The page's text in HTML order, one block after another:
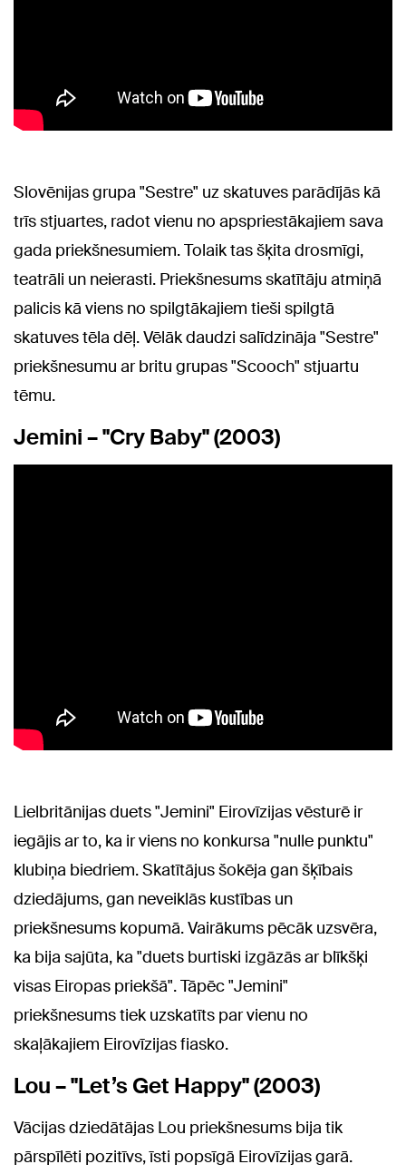
Slovēnijas grupa "Sestre" uz skatuves parādījās kā
trīs stjuartes, radot vienu no apspriestākajiem sava
gada priekšnesumiem. Tolaik tas šķita drosmīgi,
teatrāli un neierasti. Priekšnesums skatītāju atmiņā
palicis kā viens no spilgtākajiem tieši spilgtā
skatuves tēla dēļ. Vēlāk daudzi salīdzināja "Sestre"
priekšnesumu ar britu grupas "Scooch" stjuartu
tēmu.
Jemini – "Cry Baby" (2003)
Lielbritānijas duets "Jemini" Eirovīzijas vēsturē ir
iegājis ar to, ka ir viens no konkursa "nulle punktu"
klubiņa biedriem. Skatītājus šokēja gan šķībais
dziedājums, gan neveiklās kustības un
priekšnesums kopumā. Vairākums pēcāk uzsvēra,
ka bija sajūta, ka "duets burtiski izgāzās ar blīkšķi
visas Eiropas priekšā". Tāpēc "Jemini"
priekšnesums tiek uzskatīts par vienu no
skaļākajiem Eirovīzijas fiasko.
Lou – "Let’s Get Happy" (2003)
Vācijas dziedātājas Lou priekšnesums bija tik
pārspīlēti pozitīvs, īsti popsīgā Eirovīzijas garā.